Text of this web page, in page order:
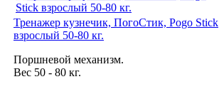
Тренажер кузнечик, ПогоСтик, Pogo Stick
взрослый 50-80 кг.
Поршневой механизм.
Вес 50 - 80 кг.